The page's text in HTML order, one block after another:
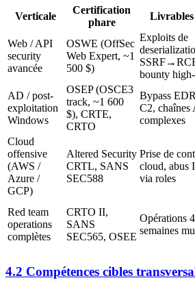
Verticale
Certification
phare
Web / API
security
avancée
OSWE (OffSec
Web Expert, ~1
500 $)
Exploits de
bounty
AD / post-
exploitation
Windows
OSEP (OSCE3
track, ~1 600
$), CRTE,
CRTO
Bypass
C2, chaînes
complexes
Cloud
offensive
(AWS /
Azure /
GCP)
Altered Security
CRTL, SANS
SEC588
Prise de
cloud, abus
via roles
Red team
operations
complètes
CRTO II,
SANS
SEC565, OSEE
Opérations
semaines
4.2 Compétences cibles